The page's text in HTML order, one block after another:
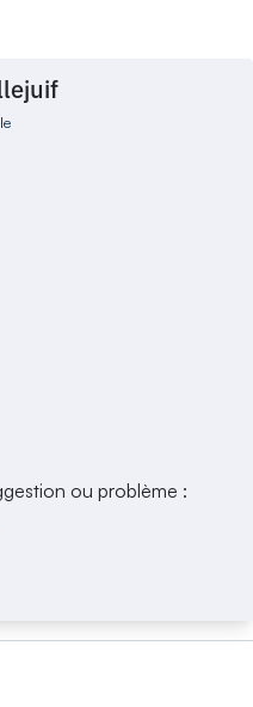
ou problème :